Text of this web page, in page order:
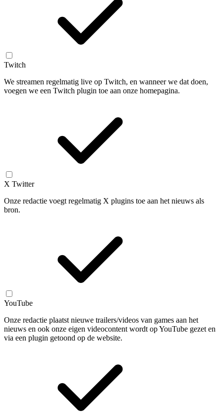
Twitch
We streamen regelmatig live op Twitch, en wanneer we dat doen,
voegen we een Twitch plugin toe aan onze homepagina.
X Twitter
Onze redactie voegt regelmatig X plugins toe aan het nieuws als
bron.
YouTube
Onze redactie plaatst nieuwe trailers/videos van games aan het
nieuws en ook onze eigen videocontent wordt op YouTube gezet en
via een plugin getoond op de website.